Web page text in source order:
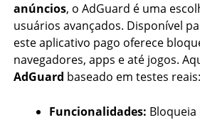
anúncios, o AdGuard é uma
usuários avançados. Disponível
este aplicativo pago oferece
navegadores, apps e até jogos.
AdGuard baseado em testes reais:
Funcionalidades: